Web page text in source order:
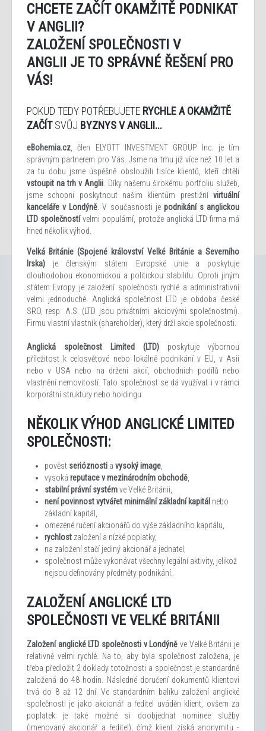
CHCETE ZAČÍT OKAMŽITĚ PODNIKAT
V ANGLII?
ZALOŽENÍ SPOLEČNOSTI V
ANGLII JE TO SPRÁVNÉ ŘEŠENÍ PRO
VÁS!
POKUD TEDY POTŘEBUJETE RYCHLE A OKAMŽITĚ
ZAČÍTSVŮJ BYZNYS V ANGLII...
eBohemia.cz , člen ELYOTT INVESTMENT GROUP Inc. je tím
správným partnerem pro Vás. Jsme na trhu již více než 10 let a
za tu dobu jsme úspěšně obsloužili tisíce klientů, kteří chtěli
vstoupit na trh v Anglii . Díky našemu širokému portfoliu služeb,
jsme schopni poskytnout našim klientům prestižní virtuální
kanceláře v Londýně . V současnosti je podnikání s anglickou
LTD společnostívelmi populární, protože anglická LTD firma má
hned několik výhod.
Velká Británie (Spojené království Velké Británie a Severního
Irska) je členským státem Evropské unie a poskytuje
dlouhodobou ekonomickou a politickou stabilitu. Oproti jiným
státem Evropy je založení společnosti rychlé a administrativní
velmi jednoduché. Anglická společnost LTD je obdoba české
SRO, resp. A.S. (LTD jsou privátními akciovými společnostmi).
Firmu vlastní vlastník (shareholder), který drží akcie společnosti.
Anglická společnost Limited (LTD) poskytuje výbornou
příležitost k celosvětové nebo lokálně podnikání v EU, v Asii
nebo v USA nebo na držení akcií, obchodních podílů nebo
vlastnění nemovitostí. Tato společnost se dá využívat i v rámci
korporátní struktury nebo holdingu.
NĚKOLIK VÝHOD ANGLICKÉ LIMITED
SPOLEČNOSTI:
pověst serióznosti a vysoký image
vysoká reputace v mezinárodním obchodě
stabilní právní systémve Velké Británii,
není povinnost vytvářet minimální základní kapitál nebo
základní kapitál,
omezené ručení akcionářů do výše základního kapitálu,
rychlost založení a nízké poplatky,
na založení stačí jediný akcionář a jednatel,
společnost může vykonávat všechny legální aktivity, jelikož
nejsou definovány předměty podnikání.
ZALOŽENÍ ANGLICKÉ LTD
SPOLEČNOSTI VE VELKÉ BRITÁNII
Založení anglické LTD společnosti v Londýně ve Velké Británii je
relativně velmi rychlé. Na to, aby byla společnost založena, je
třeba předložit 2 doklady totožnosti a společnost je standardně
založená do 48 hodin. Následné doručení dokumentů klientovi
trvá do 8 až 12 dní. Ve standardním balíku založení anglické
společnosti je jako akcionář a ředitel uváděn klient, ovšem za
poplatek je také možné si doobjednat nominee služby
(jmenovaný akcionář a ředitel), čímž klient získá anonymitu -